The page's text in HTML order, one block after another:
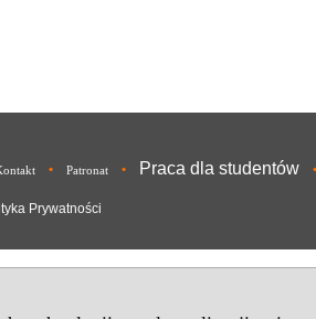
• Patronat • Praca dla studentów •
Prywatności